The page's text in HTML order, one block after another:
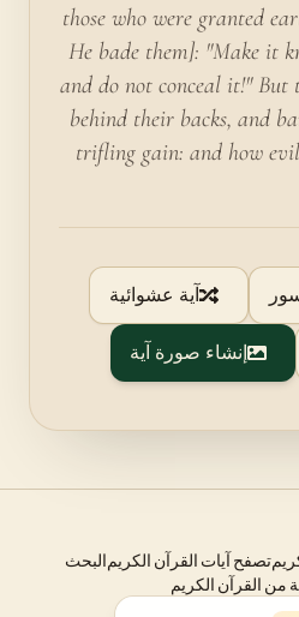
those who were granted
He bade them]: "Make it
and do not conceal it!" But
behind their backs, and
trifling gain: and how
آية عشوائية
إنشاء صورة آية
تصفح آيات القرآن الكريمالبحث
من القرآن الكريم